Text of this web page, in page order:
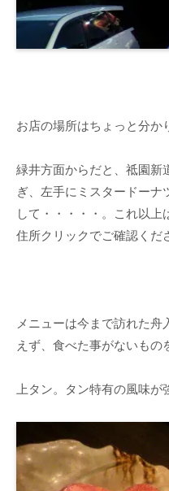
お店の場所はちょっと分か
緑井方面からだと、祗園新
ぎ、左手にミスタードーナ
して・・・・・。これ以
住所クリックでご確認くだ
メニューは今まで訪れた
えず、食べた事がないもの
上タン。タン特有の風味が